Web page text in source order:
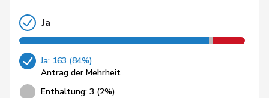
Ja
Ja: 163 (84%)
Antrag der Mehrheit
Enthaltung: 3 (2%)